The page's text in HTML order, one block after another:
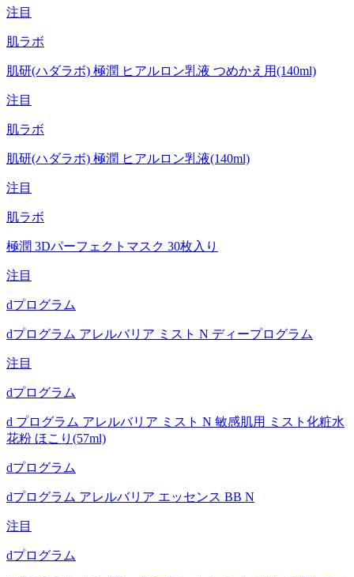
注目
肌ラボ
肌研(ハダラボ) 極潤 ヒアルロン乳液 つめかえ用(140ml)
注目
肌ラボ
肌研(ハダラボ) 極潤 ヒアルロン乳液(140ml)
注目
肌ラボ
極潤 3Dパーフェクトマスク 30枚入り
注目
dプログラム
dプログラム アレルバリア ミスト N ディープログラム
注目
dプログラム
d プログラム アレルバリア ミスト N 敏感肌用 ミスト化粧水
花粉 ほこり(57ml)
dプログラム
dプログラム アレルバリア エッセンス BB N
注目
dプログラム